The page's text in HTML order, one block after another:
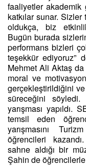
faaliyetler akademik
katkılar sunar.
oldukça, biz
Bugün burada
performans bizleri
teşekkür ediyoruz”
Mehmet Ali Aktaş
moral ve
gerçekleştirildiğini ve
süreceğini
yarışması yapıldı.
temsil eden
yarışmasını
öğrencileri
sahne aldığı bir
Şahin de